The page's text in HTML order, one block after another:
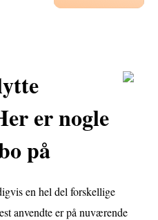
er nogle
på
en hel del forskellige
anvendte er på nuværende